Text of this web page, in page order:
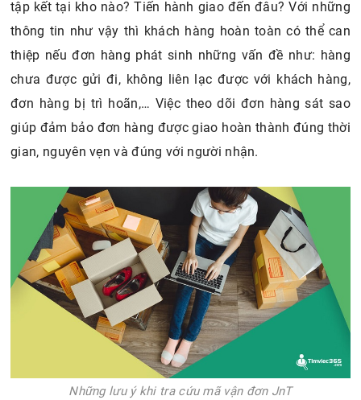
tập kết tại kho nào? Tiến hành giao đến đâu? Với những
thông tin như vậy thì khách hàng hoàn toàn có thể can
thiệp nếu đơn hàng phát sinh những vấn đề như: hàng
chưa được gửi đi, không liên lạc được với khách hàng,
đơn hàng bị trì hoãn,… Việc theo dõi đơn hàng sát sao
giúp đảm bảo đơn hàng được giao hoàn thành đúng thời
gian, nguyên vẹn và đúng với người nhận.
Những lưu ý khi tra cứu mã vận đơn JnT